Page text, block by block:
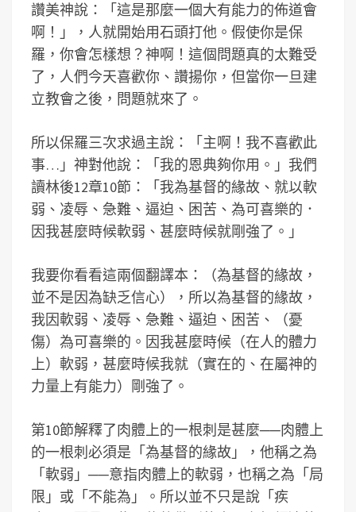
讚美神說：「這是那麼一個大有能力的佈道會
啊！」，人就開始用石頭打他。假使你是保
羅，你會怎樣想？神啊！這個問題真的太難受
了，人們今天喜歡你、讚揚你，但當你一旦建
立教會之後，問題就來了。
所以保羅三次求過主說：「主啊！我不喜歡此
事…」神對他說：「我的恩典夠你用。」我們
讀林後12章10節：「我為基督的緣故、就以軟
弱、凌辱、急難、逼迫、困苦、為可喜樂的．
因我甚麼時候軟弱、甚麼時候就剛強了。」
我要你看看這兩個翻譯本：（為基督的緣故，
並不是因為缺乏信心），所以為基督的緣故，
我因軟弱、凌辱、急難、逼迫、困苦、（憂
傷）為可喜樂的。因我甚麼時候（在人的體力
上）軟弱，甚麼時候我就（實在的、在屬神的
力量上有能力）剛強了。
第10節解釋了肉體上的一根刺是甚麼──肉體上
的一根刺必須是「為基督的緣故」，他稱之為
「軟弱」──意指肉體上的軟弱，也稱之為「局
限」或「不能為」。所以並不只是說「疾